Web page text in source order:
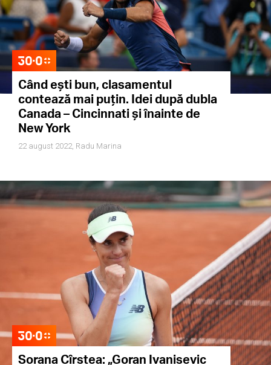
Când ești bun, clasamentul
contează mai puțin. Idei după dubla
Canada – Cincinnati și înainte de
New York
22 august 2022, Radu Marina
Sorana Cîrstea: „Goran Ivanisevic